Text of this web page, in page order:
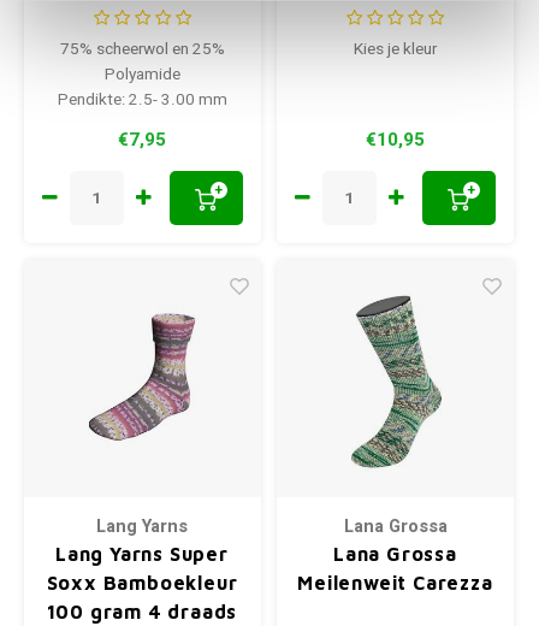
75% scheerwol en 25%
Polyamide
Pendikte: 2.5- 3.00 mm
€7,95
+
Kies je kleur
€10,95
+
Lang Yarns
Lang Yarns Super
Soxx Bamboekleur
100 gram 4 draads
Lana Grossa
Lana Grossa
Meilenweit Carezza